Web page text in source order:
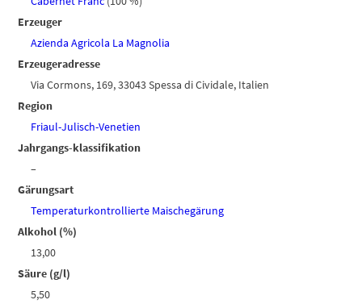
Erzeuger
Azienda Agricola La Magnolia
Erzeugeradresse
Via Cormons, 169, 33043 Spessa di Cividale, Italien
Region
Friaul-Julisch-Venetien
Jahrgangs-klassifikation
–
Gärungsart
Temperaturkontrollierte Maischegärung
Alkohol (%)
13,00
Säure (g/l)
5,50